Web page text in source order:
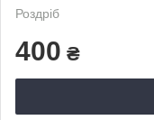
Роздріб
400 ₴